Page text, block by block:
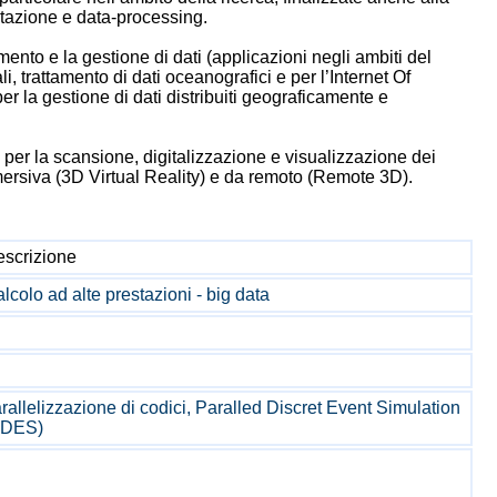
e data-processing.
e la gestione di dati (applicazioni negli ambiti del
trattamento di dati oceanografici e per l’Internet Of
la gestione di dati distribuiti geograficamente e
la scansione, digitalizzazione e visualizzazione dei
(3D Virtual Reality) e da remoto (Remote 3D).
ad alte prestazioni - big data
di codici, Paralled Discret Event Simulation